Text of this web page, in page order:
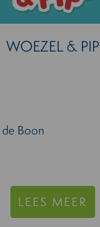
WOEZEL & PIP
Boon
LEES MEER